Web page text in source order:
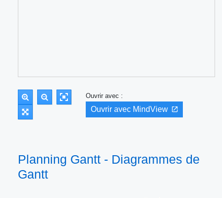
Ouvrir avec :
Ouvrir avec MindView
Planning Gantt - Diagrammes de
Gantt